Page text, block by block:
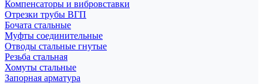
Компенсаторы и вибровставки
Отрезки трубы ВГП
Бочата стальные
Муфты соединительные
Отводы стальные гнутые
Резьба стальная
Хомуты стальные
Запорная арматура